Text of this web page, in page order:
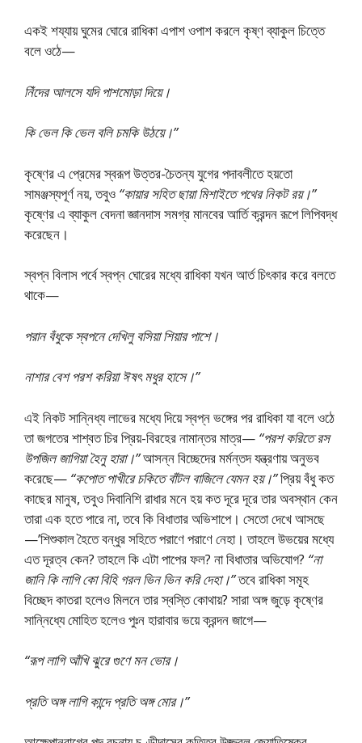
একই শয্যায় ঘুমের ঘোরে রাধিকা এপাশ ওপাশ করলে কৃষ্ণ ব্যাকুল চিত্তে
বলে ওঠে—
নিঁদের আলসে যদি পাশমোড়া দিয়ে।
কি ভেল কি ভেল বলি চমকি উঠয়ে।”
কৃষ্ণের এ প্রেমের স্বরূপ উত্তর-চৈতন্য যুগের পদাবলীতে হয়তো
সামঞ্জস্যপূর্ণ নয়, তবুও “কায়ার সহিত ছায়া মিশাইতে পথের নিকট রয়।”
কৃষ্ণের এ ব্যাকুল বেদনা জ্ঞানদাস সমগ্র মানবের আর্তি ক্রন্দন রূপে লিপিবদ্ধ
করেছেন।
স্বপ্ন বিলাস পর্বে স্বপ্ন ঘোরের মধ্যে রাধিকা যখন আর্ত চিৎকার করে বলতে
থাকে—
পরান বঁধুকে স্বপনে দেখিলু বসিয়া শিয়ার পাশে।
নাশার বেশ পরশ করিয়া ঈষৎ মধুর হাসে।”
এই নিকট সান্নিধ্য লাভের মধ্যে দিয়ে স্বপ্ন ভঙ্গের পর রাধিকা যা বলে ওঠে
তা জগতের শাশ্বত চির প্রিয়-বিরহের নামান্তর মাত্র— “পরশ করিতে রস
উপজিল জাগিয়া হৈনু হারা।”আসন্ন বিচ্ছেদের মর্মন্তদ যন্ত্রণায় অনুভব
করেছে— “কপোত পাখীরে চকিতে বাঁটল বাজিলে যেমন হয়।”প্রিয় বঁধু কত
কাছের মানুষ, তবুও দিবানিশি রাধার মনে হয় কত দূরে দূরে তার অবস্থান কেন
তারা এক হতে পারে না, তবে কি বিধাতার অভিশাপে। সেতো দেখে আসছে
—’শিশুকাল হৈতে বন্ধুর সহিতে পরাণে পরাণে নেহা। তাহলে উভয়ের মধ্যে
এত দূরত্ব কেন? তাহলে কি এটা পাপের ফল? না বিধাতার অভিযোগ? “না
জানি কি লাগি কো বিহি গরল ভিন ভিন করি দেহা।”তবে রাধিকা সমূহ
বিচ্ছেদ কাতরা হলেও মিলনে তার স্বস্তি কোথায়? সারা অঙ্গ জুড়ে কৃষ্ণের
সান্নিধ্যে মোহিত হলেও পুঃন হারাবার ভয়ে ক্রন্দন জাগে—
“রূপ লাগি আঁখি ঝুরে গুণে মন ভোর।
প্রতি অঙ্গ লাগি কান্দে প্রতি অঙ্গ মোর।”